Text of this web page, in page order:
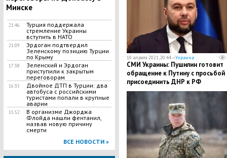
Минске
21:46
Турция поддержала
стремление Украины
вступить в НАТО
21:09
Эрдоган подтвердил
Зеленскому позицию Турции
по Крыму
17:38
Зеленский и Эрдоган
приступили к закрытым
переговорам
16:35
Двойное ДТП в Турции: два
автобуса с российскими
туристами попали в крупные
аварии
15:52
В организме Джорджа
Флойда нашли фентанил,
назвав новую причину
смерти
ВСЕ НОВОСТИ »
10 апреля 2021, 20:44 —Украина
СМИ Украины: Пушилин готовит
обращение к Путину с просьбой
присоединить ДНР к РФ